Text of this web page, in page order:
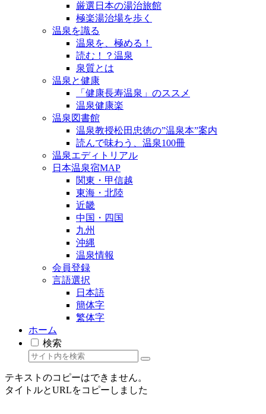
厳選日本の湯治旅館
極楽湯治場を歩く
温泉を識る
温泉を、極める！
読む！？温泉
泉質とは
温泉と健康
「健康長寿温泉」のススメ
温泉健康楽
温泉図書館
温泉教授松田忠徳の”温泉本”案内
読んで味わう、温泉100冊
温泉エディトリアル
日本温泉宿MAP
関東・甲信越
東海・北陸
近畿
中国・四国
九州
沖縄
温泉情報
会員登録
言語選択
日本語
簡体字
繁体字
ホーム
検索
テキストのコピーはできません。
タイトルとURLをコピーしました